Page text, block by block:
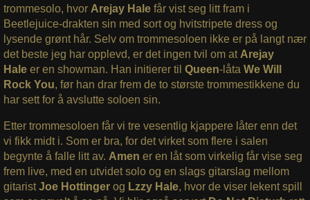
trommesolo, hvor Arejay Halefår vist seg litt fram i
Beetlejuice-drakten sin med sort og hvitstripete dress og
lysende grønt hår. Selv om trommesoloen ikke er på langt nær
det beste jeg har opplevd, er det ingen tvil om at Arejay
Haleer en showman. Han initierer til Queen-låta We Will
Rock You, før han drar frem de to største trommestikkene du
har sett for å avslutte soloen sin.
Etter trommesoloen får vi tre vesentlig kjappere låter enn det
vi fikk midt i. Som er bra, for det virket som flere i salen
begynte å falle litt av. Amen er en låt som virkelig får vise seg
frem live, med en utvidet solo og en slags gitarslag mellom
gitaristJoe Hottinger og Lzzy Hale, hvor de viser lekent spill